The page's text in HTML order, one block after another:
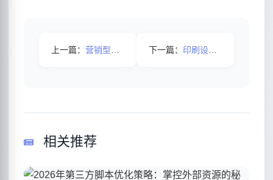
上一篇： 营销型网站应该具备什么样的条件？ 下一篇： 印刷设计网站优化案例
相关推荐